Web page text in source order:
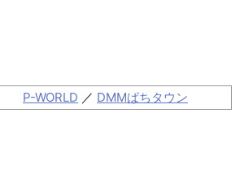
P-WORLD ／ DMMぱちタウン